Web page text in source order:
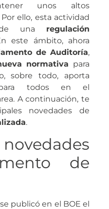
unos altos
ello, esta actividad
de una regulación
este ámbito, ahora
de Auditoría,
normativa para
sobre todo, aporta
para todos en el
A continuación, te
novedades de
.
de
publicó en el BOE el